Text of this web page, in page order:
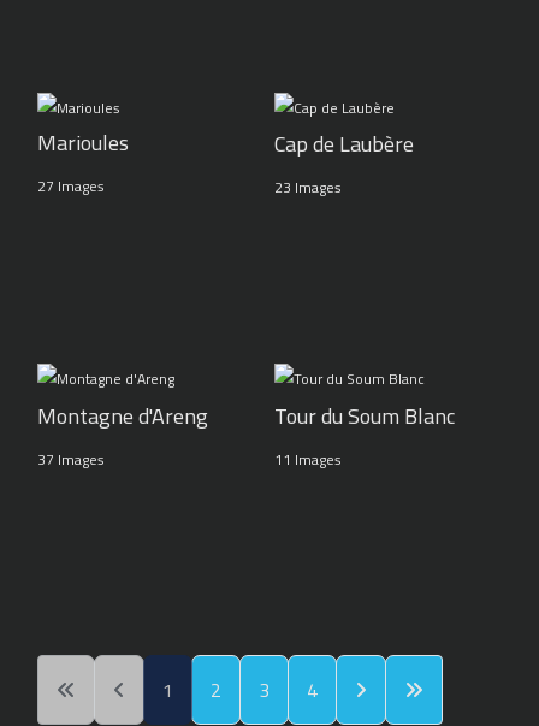
Marioules
27 Images
Cap de Laubère
23 Images
Montagne d'Areng
37 Images
Tour du Soum Blanc
11 Images
1 2 3 4